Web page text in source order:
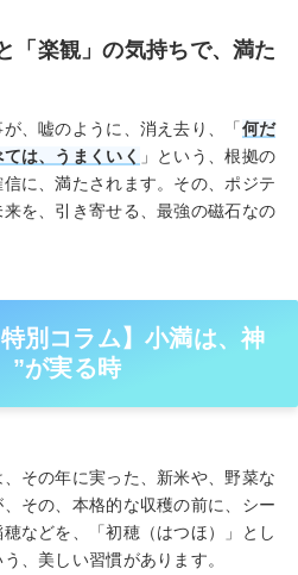
「楽観」の気持ちで、満た
、嘘のように、消え去り、「何だ
は、うまくいく 」という、根拠の
に、満たされます。その、ポジテ
を、引き寄せる、最強の磁石なの
別コラム】小満は、神
”が実る時
その年に実った、新米や、野菜な
その、本格的な収穫の前に、シー
などを、「初穂（はつほ）」とし
、美しい習慣があります。